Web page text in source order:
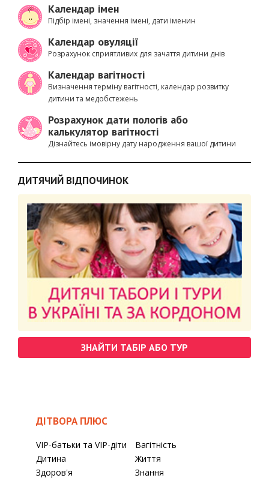
Календар імен
Підбір імені, значення імені, дати іменин
Календар овуляції
Розрахунок сприятливих для зачаття дитини днів
Календар вагітності
Визначення терміну вагітності, календар розвитку
дитини та медобстежень
Розрахунок дати пологів або
калькулятор вагітності
Дізнайтесь імовірну дату народження вашої дитини
ДИТЯЧИЙ ВІДПОЧИНОК
ЗНАЙТИ ТАБІР АБО ТУР
ДІТВОРА ПЛЮС
VIP-батьки та VIP-діти
Вагітність
Дитина
Життя
Здоров'я
Знання